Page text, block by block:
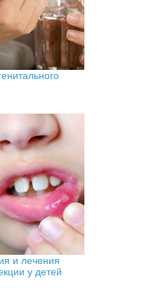
и лечения
у детей